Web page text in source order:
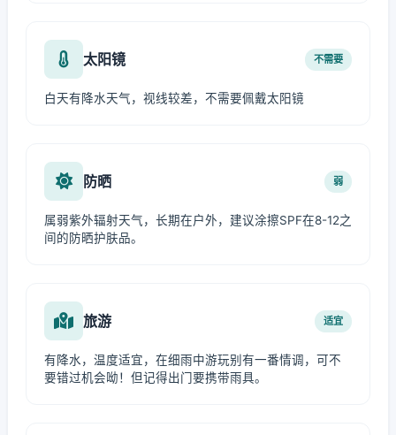
太阳镜 不需要
白天有降水天气，视线较差，不需要佩戴太阳镜
防晒 弱
属弱紫外辐射天气，长期在户外，建议涂擦SPF在8-12之
间的防晒护肤品。
旅游 适宜
有降水，温度适宜，在细雨中游玩别有一番情调，可不
要错过机会呦！但记得出门要携带雨具。